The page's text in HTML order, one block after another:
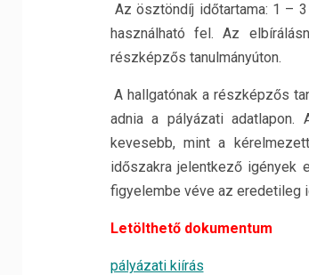
Az ösztöndíj időtartama: 1 –
használható fel. Az
részképzős tanulmányúton.
A hallgatónak a részképzős
adnia a pályázati adatlapon.
kevesebb, mint a
időszakra jelentkező igények
figyelembe véve az eredetileg
Letölthető dokumentum
pályázati kiírás